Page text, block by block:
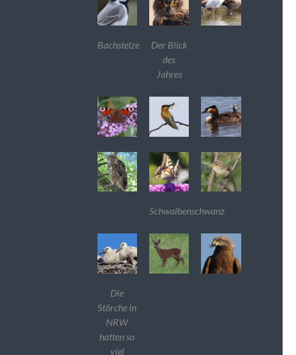
Bachstelze
Der Blick
des
Jahres
Schwalbenschwanz
Die
Störche in
NRW
hatten so
viel